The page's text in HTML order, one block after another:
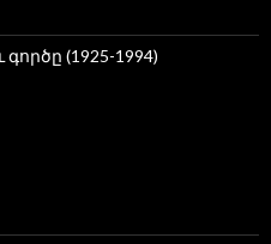
(1925-1994)